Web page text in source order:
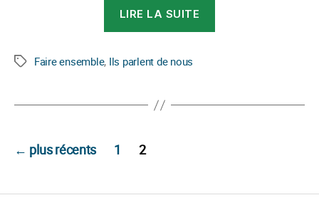
LIRE LA SUITE
Étiquettes
Faire ensemble, Ils parlent de nous
PAGINATION
DES
← plus récents 1 2